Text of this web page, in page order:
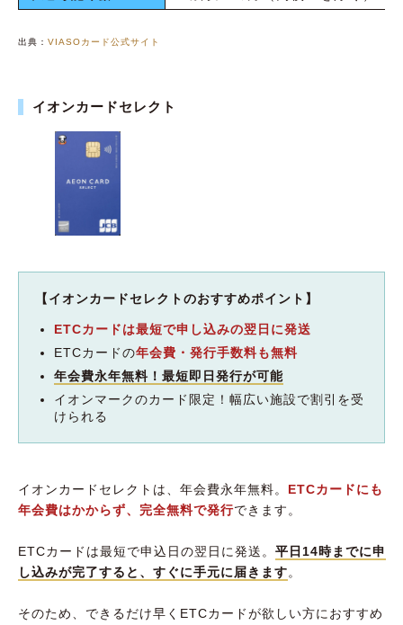
出典： VIASOカード公式サイト
イオンカードセレクト
【イオンカードセレクトのおすすめポイント】
ETCカードは最短で申し込みの翌日に発送
ETCカードの年会費・発行手数料も無料
年会費永年無料！最短即日発行が可能
イオンマークのカード限定！幅広い施設で割引を受
けられる
イオンカードセレクトは、年会費永年無料。 ETCカードにも
年会費はかからず、完全無料で発行できます。
ETCカードは最短で申込日の翌日に発送。 平日14時までに申
し込みが完了すると、すぐに手元に届きます。
そのため、できるだけ早くETCカードが欲しい方におすすめ